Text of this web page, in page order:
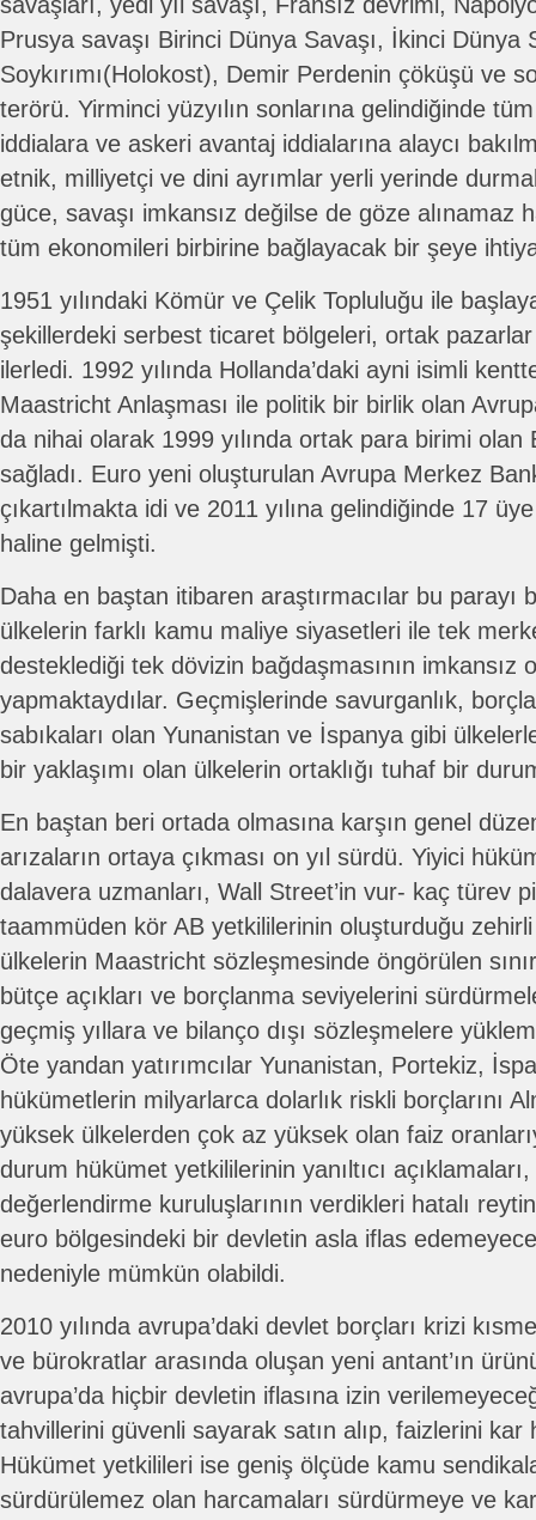
Prusya savaşı Birinci Dünya Savaşı, İkinci Dünya
Soykırımı(Holokost), Demir Perdenin çöküşü ve
terörü. Yirminci yüzyılın sonlarına gelindiğinde
iddialara ve askeri avantaj iddialarına alaycı
etnik, milliyetçi ve dini ayrımlar yerli yerinde
güce, savaşı imkansız değilse de göze alınamaz
tüm ekonomileri birbirine bağlayacak bir şeye
1951 yılındaki Kömür ve Çelik Topluluğu ile
şekillerdeki serbest ticaret bölgeleri, ortak
ilerledi. 1992 yılında Hollanda’daki ayni isimli
Maastricht Anlaşması ile politik bir birlik olan
da nihai olarak 1999 yılında ortak para birimi olan
sağladı. Euro yeni oluşturulan Avrupa Merkez
çıkartılmakta idi ve 2011 yılına gelindiğinde 17
haline gelmişti.
Daha en baştan itibaren araştırmacılar bu parayı
ülkelerin farklı kamu maliye siyasetleri ile tek
desteklediği tek dövizin bağdaşmasının imkansız
yapmaktaydılar. Geçmişlerinde savurganlık,
sabıkaları olan Yunanistan ve İspanya gibi
bir yaklaşımı olan ülkelerin ortaklığı tuhaf bir
En baştan beri ortada olmasına karşın genel
arızaların ortaya çıkması on yıl sürdü. Yiyici
dalavera uzmanları, Wall Street’in vur- kaç türev
taammüden kör AB yetkililerinin oluşturduğu zehirli
ülkelerin Maastricht sözleşmesinde öngörülen
bütçe açıkları ve borçlanma seviyelerini
geçmiş yıllara ve bilanço dışı sözleşmelere
Öte yandan yatırımcılar Yunanistan, Portekiz,
hükümetlerin milyarlarca dolarlık riskli borçlarını
yüksek ülkelerden çok az yüksek olan faiz
durum hükümet yetkililerinin yanıltıcı
değerlendirme kuruluşlarının verdikleri hatalı
euro bölgesindeki bir devletin asla iflas
nedeniyle mümkün olabildi.
2010 yılında avrupa’daki devlet borçları krizi
ve bürokratlar arasında oluşan yeni antant’ın
avrupa’da hiçbir devletin iflasına izin
tahvillerini güvenli sayarak satın alıp, faizlerini kar
Hükümet yetkilileri ise geniş ölçüde kamu
sürdürülemez olan harcamaları sürdürmeye ve